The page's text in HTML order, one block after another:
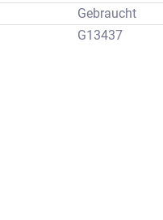
Gebraucht
G13437